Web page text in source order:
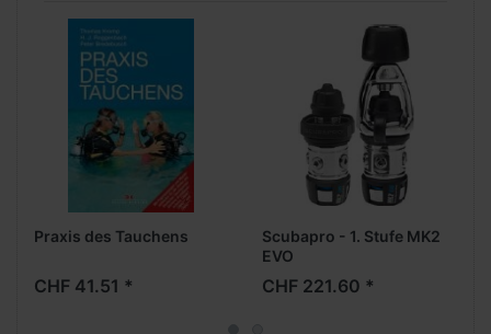
Praxis des Tauchens
CHF 41.51 *
Scubapro - 1. Stufe MK2
EVO
CHF 221.60 *